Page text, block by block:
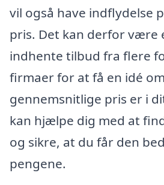
vil også have indflydelse
pris. Det kan derfor være
indhente tilbud fra flere
firmaer for at få en idé
gennemsnitlige pris er i
kan hjælpe dig med at
og sikre, at du får den
pengene.